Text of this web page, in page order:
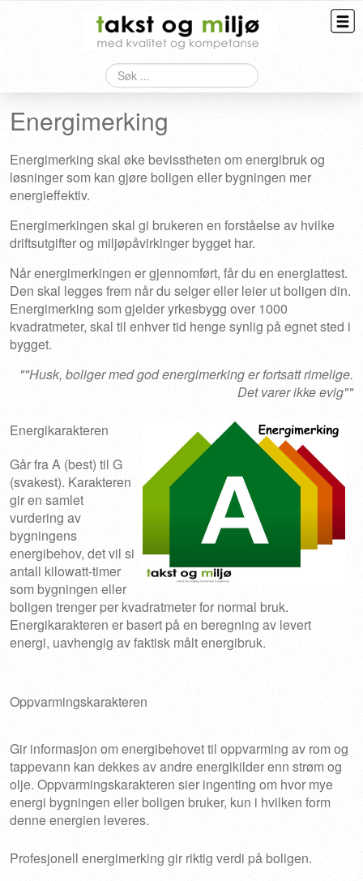
Bygningskontroll
HMS
Kontakt
Søk
Energimerking
Energimerking skal øke bevisstheten om energibruk og
løsninger som kan gjøre boligen eller bygningen mer
energieffektiv.
Energimerkingen skal gi brukeren en forståelse av hvilke
driftsutgifter og miljøpåvirkinger bygget har.
Når energimerkingen er gjennomført, får du en energiattest.
Den skal legges frem når du selger eller leier ut boligen din.
Energimerking som gjelder yrkesbygg over 1000
kvadratmeter, skal til enhver tid henge synlig på egnet sted i
bygget.
""Husk, boliger med god energimerking er fortsatt rimelige.
Det varer ikke evig""
Energikarakteren
Går fra A (best) til G
(svakest). Karakteren
gir en samlet
vurdering av
bygningens
energibehov, det vil si
antall kilowatt-timer
som bygningen eller
boligen trenger per kvadratmeter for normal bruk.
Energikarakteren er basert på en beregning av levert
energi, uavhengig av faktisk målt energibruk.
Oppvarmingskarakteren
Gir informasjon om energibehovet til oppvarming av rom og
tappevann kan dekkes av andre energikilder enn strøm og
olje. Oppvarmingskarakteren sier ingenting om hvor mye
energi bygningen eller boligen bruker, kun i hvilken form
denne energien leveres.
Profesjonell energimerking gir riktig verdi på boligen.